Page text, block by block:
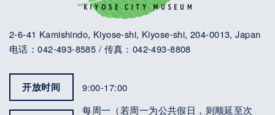
2-6-41 Kamishindo, Kiyose-shi, Kiyose-shi, 204-0013, Japan
电话：042-493-8585 / 传真：042-493-8808
开放时间 9:00-17:00
每周一（若周一为公共假日，则顺延至次